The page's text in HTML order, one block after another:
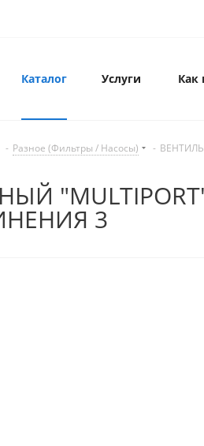
Каталог Услуги Как
- Разное (Фильтры / Насосы) -
3